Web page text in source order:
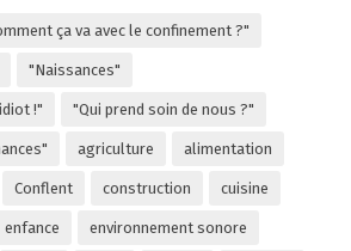
ça va avec le confinement ?"
"Naissances"
!" "Qui prend soin de nous ?"
agriculture alimentation
Conflent construction cuisine
enfance environnement sonore